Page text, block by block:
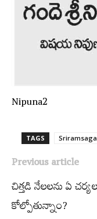
Nipuna2
TAGS
Previous article
చిత్తడి నేలలను ఏ
కోల్పోతున్నాం?